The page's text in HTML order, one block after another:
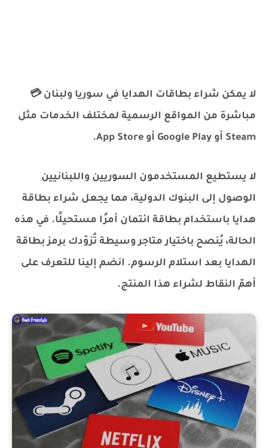
لا يمكن شراء بطاقات الهدايا في سوريا ولبنان 💳
مباشرة من المواقع الرسمية لمختلف الخدمات مثل
Steam أو Google Play أو App Store.
لا يستطيع المستخدمون السوريين واللبنانيين
الوصول إلى البنوك الدولية، مما يجعل شراء بطاقة
هدايا باستخدام بطاقة ائتمان أمرًا مستحيلًا. في هذه
الحالة، يُنصح باختيار متاجر وسيطة تُزوّدك برمز بطاقة
الهدايا بعد استلام الرسوم. انضم إلينا للتعرف على
أهمّ النقاط لشراء هذا المنتج.